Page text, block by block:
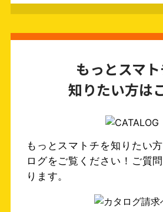
もっとスマ
知りたい方は
もっとスマトチを知りたい
ログをご覧ください！ご質
ります。